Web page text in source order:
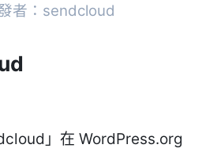
者：sendcloud
」在 WordPress.org